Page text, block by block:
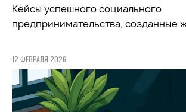
Кейсы успешного социального
предпринимательства, созданные
12 ФЕВРАЛЯ 2026